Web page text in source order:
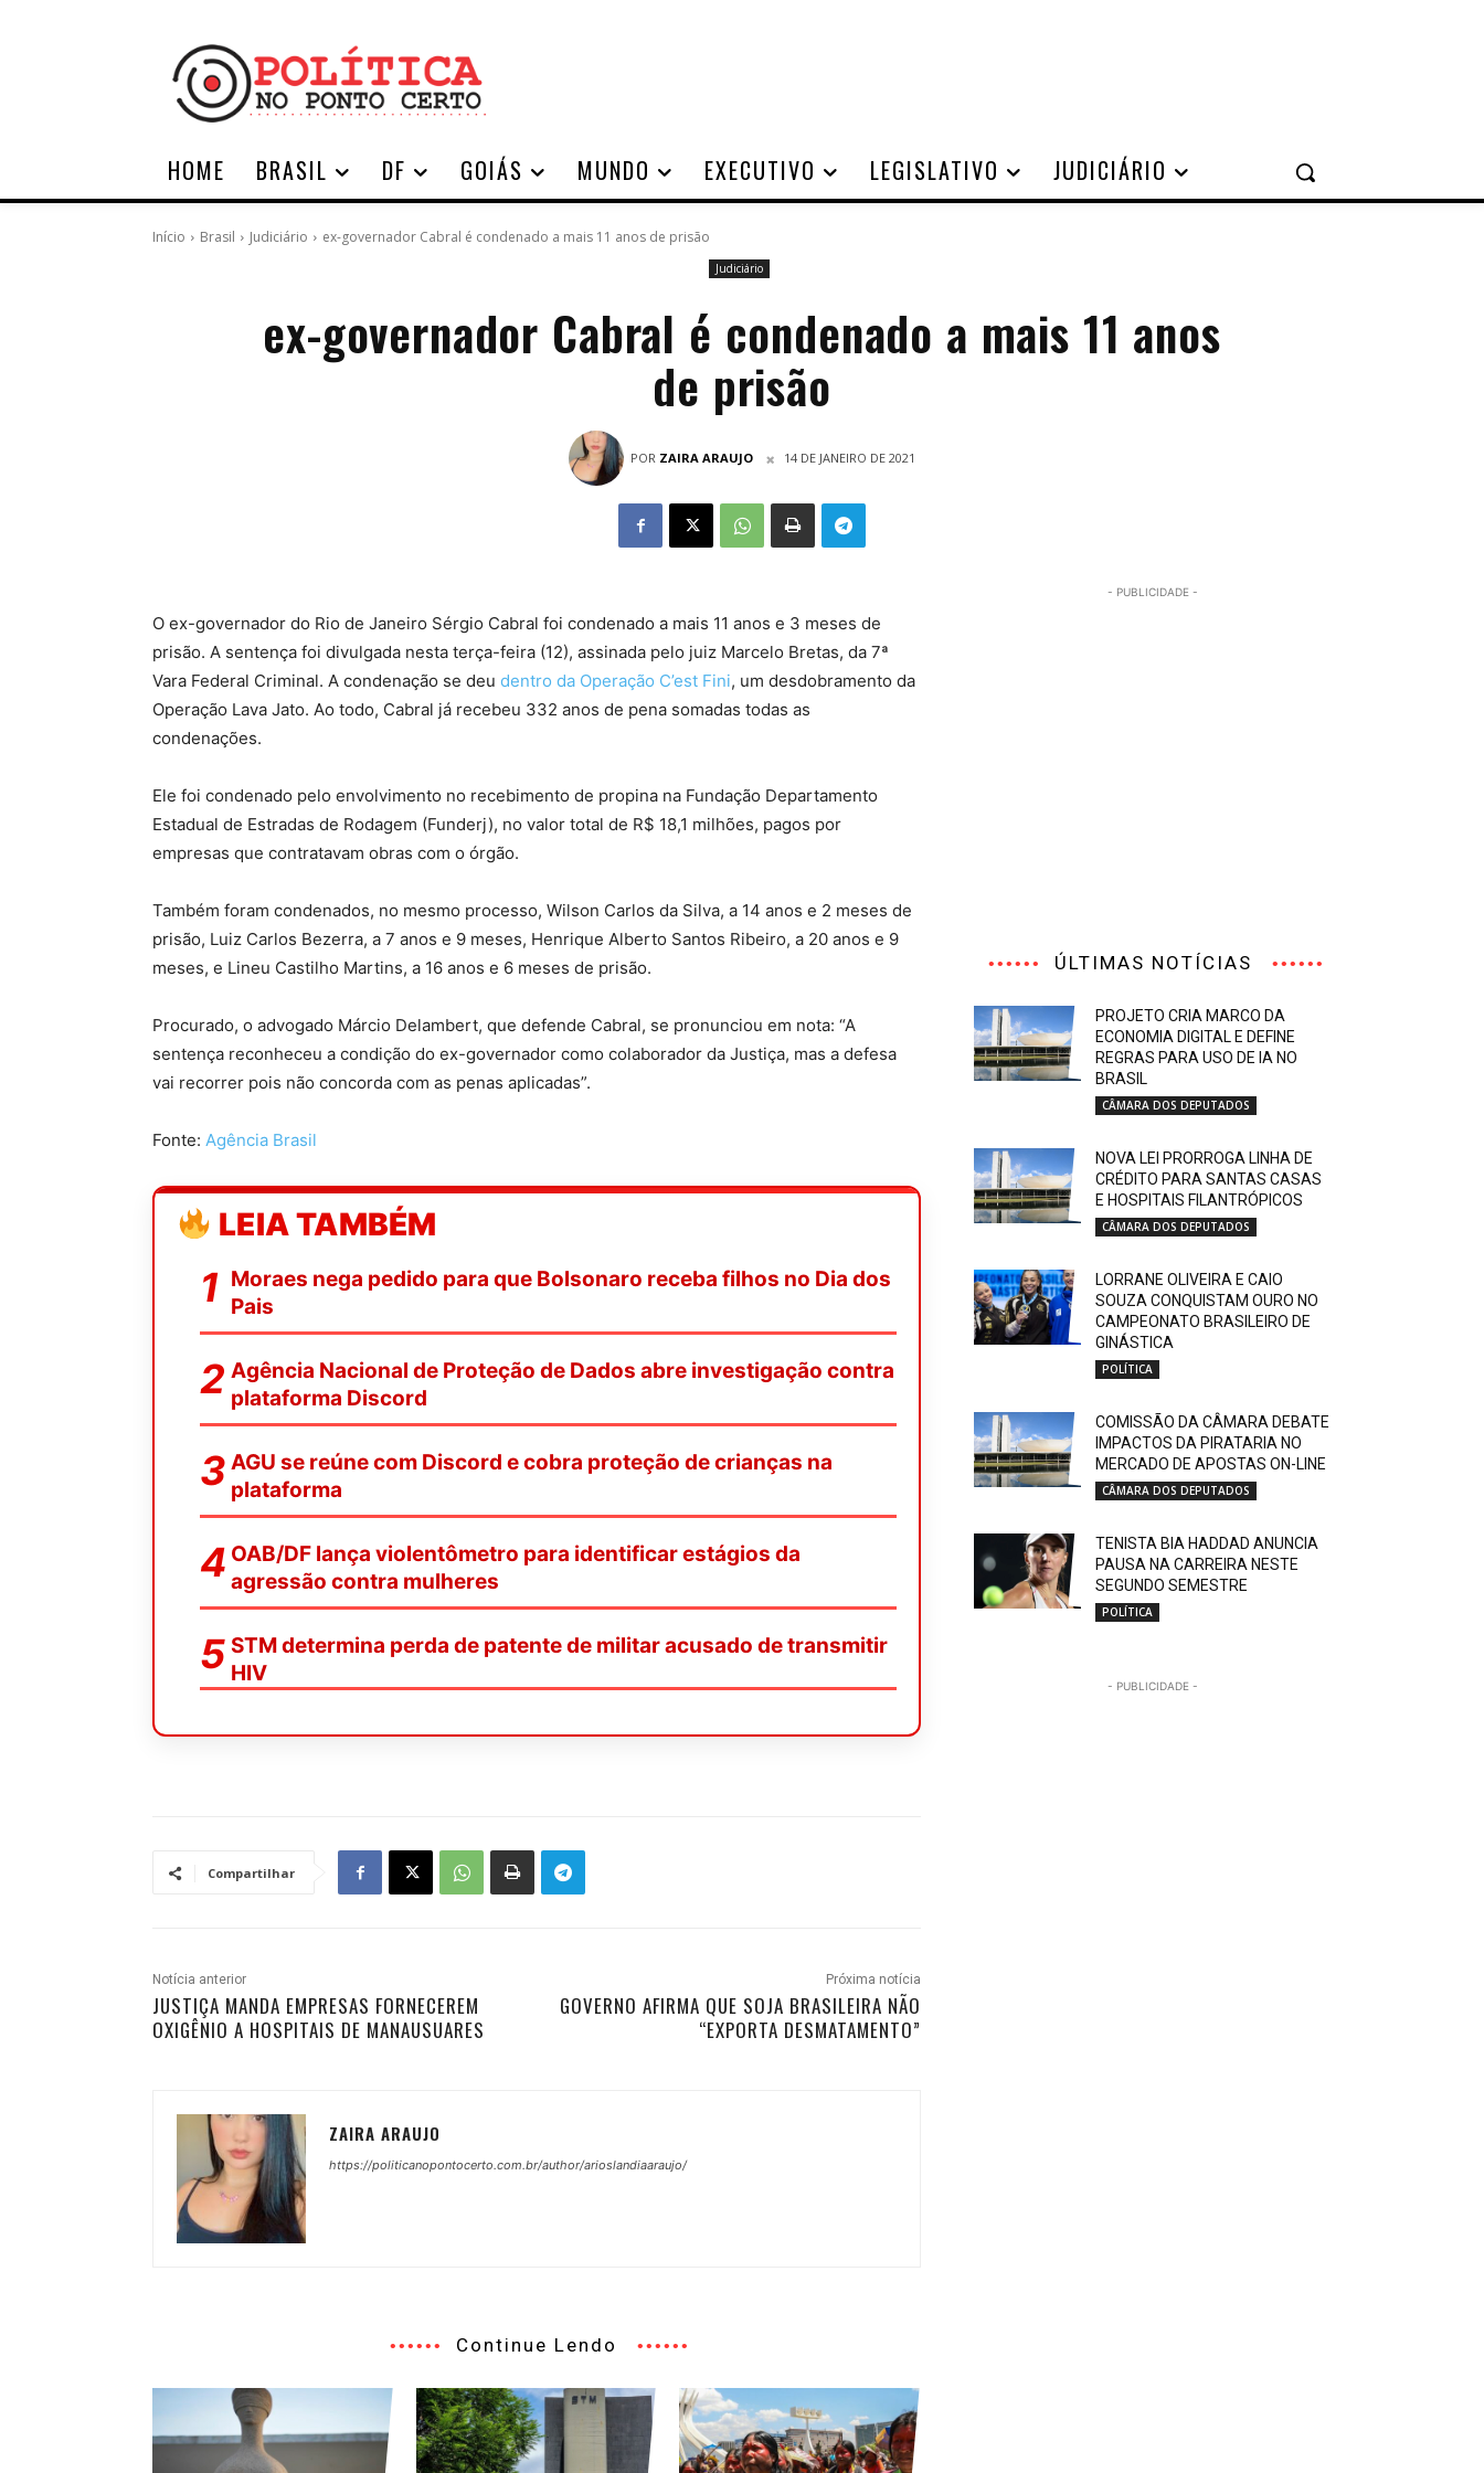
HOME BRASIL DF GOIÁS MUNDO EXECUTIVO LEGISLATIVO JUDICIÁRIO
Início Brasil Judiciário ex-governador Cabral é condenado a mais 11 anos de prisão
Judiciário
ex-governador Cabral é condenado a mais 11 anos
de prisão
POR ZAIRA ARAUJO 14 DE JANEIRO DE 2021
O ex-governador do Rio de Janeiro Sérgio Cabral foi condenado a mais 11 anos e 3 meses de
prisão. A sentença foi divulgada nesta terça-feira (12), assinada pelo juiz Marcelo Bretas, da 7ª
Vara Federal Criminal. A condenação se deu dentro da Operação C’est Fini, um desdobramento da
Operação Lava Jato. Ao todo, Cabral já recebeu 332 anos de pena somadas todas as
condenações.
Ele foi condenado pelo envolvimento no recebimento de propina na Fundação Departamento
Estadual de Estradas de Rodagem (Funderj), no valor total de R$ 18,1 milhões, pagos por
empresas que contratavam obras com o órgão.
Também foram condenados, no mesmo processo, Wilson Carlos da Silva, a 14 anos e 2 meses de
prisão, Luiz Carlos Bezerra, a 7 anos e 9 meses, Henrique Alberto Santos Ribeiro, a 20 anos e 9
meses, e Lineu Castilho Martins, a 16 anos e 6 meses de prisão.
Procurado, o advogado Márcio Delambert, que defende Cabral, se pronunciou em nota: “A
sentença reconheceu a condição do ex-governador como colaborador da Justiça, mas a defesa
vai recorrer pois não concorda com as penas aplicadas”.
Fonte: Agência Brasil
LEIA TAMBÉM
Moraes nega pedido para que Bolsonaro receba filhos no Dia dos
Pais
Agência Nacional de Proteção de Dados abre investigação contra
plataforma Discord
AGU se reúne com Discord e cobra proteção de crianças na
plataforma
OAB/DF lança violentômetro para identificar estágios da
agressão contra mulheres
STM determina perda de patente de militar acusado de transmitir
HIV
Compartilhar
Notícia anterior
JUSTIÇA MANDA EMPRESAS FORNECEREM
OXIGÊNIO A HOSPITAIS DE MANAUSUARES
Próxima notícia
GOVERNO AFIRMA QUE SOJA BRASILEIRA NÃO
“EXPORTA DESMATAMENTO”
ZAIRA ARAUJO
https://politicanopontocerto.com.br/author/arioslandiaaraujo/
Continue Lendo
- PUBLICIDADE -
ÚLTIMAS NOTÍCIAS
PROJETO CRIA MARCO DA
ECONOMIA DIGITAL E DEFINE
REGRAS PARA USO DE IA NO
BRASIL
CÂMARA DOS DEPUTADOS
NOVA LEI PRORROGA LINHA DE
CRÉDITO PARA SANTAS CASAS
E HOSPITAIS FILANTRÓPICOS
CÂMARA DOS DEPUTADOS
LORRANE OLIVEIRA E CAIO
SOUZA CONQUISTAM OURO NO
CAMPEONATO BRASILEIRO DE
GINÁSTICA
POLÍTICA
COMISSÃO DA CÂMARA DEBATE
IMPACTOS DA PIRATARIA NO
MERCADO DE APOSTAS ON-LINE
CÂMARA DOS DEPUTADOS
TENISTA BIA HADDAD ANUNCIA
PAUSA NA CARREIRA NESTE
SEGUNDO SEMESTRE
POLÍTICA
- PUBLICIDADE -